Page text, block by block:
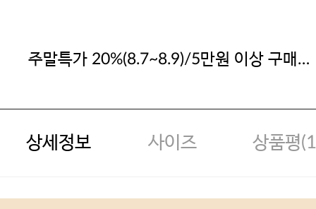
주말특가 20%(8.7~8.9)/5만원 이상 구매
상세정보 사이즈 상품평(1